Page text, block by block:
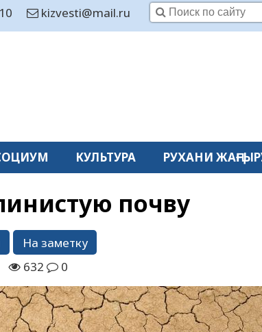
kizvesti@mail.ru
КУЛЬТУРА РУХАНИ
почву
На заметку
632 0